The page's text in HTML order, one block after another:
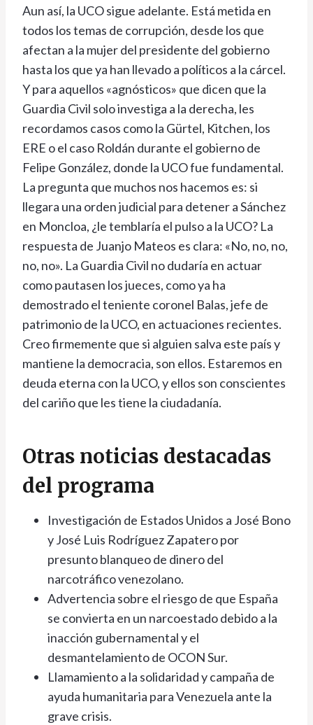
Aun así, la UCO sigue adelante. Está metida en
todos los temas de corrupción, desde los que
afectan a la mujer del presidente del gobierno
hasta los que ya han llevado a políticos a la cárcel.
Y para aquellos «agnósticos» que dicen que la
Guardia Civil solo investiga a la derecha, les
recordamos casos como la Gürtel, Kitchen, los
ERE o el caso Roldán durante el gobierno de
Felipe González, donde la UCO fue fundamental.
La pregunta que muchos nos hacemos es: si
llegara una orden judicial para detener a Sánchez
en Moncloa, ¿le temblaría el pulso a la UCO? La
respuesta de Juanjo Mateos es clara: «No, no, no,
no, no». La Guardia Civil no dudaría en actuar
como pautasen los jueces, como ya ha
demostrado el teniente coronel Balas, jefe de
patrimonio de la UCO, en actuaciones recientes.
Creo firmemente que si alguien salva este país y
mantiene la democracia, son ellos. Estaremos en
deuda eterna con la UCO, y ellos son conscientes
del cariño que les tiene la ciudadanía.
Otras noticias destacadas
del programa
Investigación de Estados Unidos a José Bono
y José Luis Rodríguez Zapatero por
presunto blanqueo de dinero del
narcotráfico venezolano.
Advertencia sobre el riesgo de que España
se convierta en un narcoestado debido a la
inacción gubernamental y el
desmantelamiento de OCON Sur.
Llamamiento a la solidaridad y campaña de
ayuda humanitaria para Venezuela ante la
grave crisis.